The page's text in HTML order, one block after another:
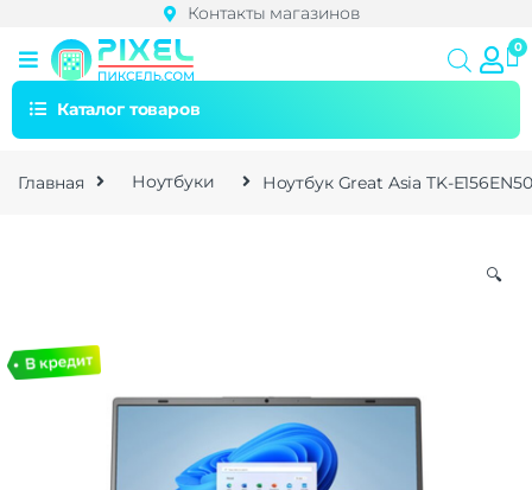
Контакты магазинов
Каталог товаров
Главная Ноутбуки Ноутбук Great Asia TK-
🔍